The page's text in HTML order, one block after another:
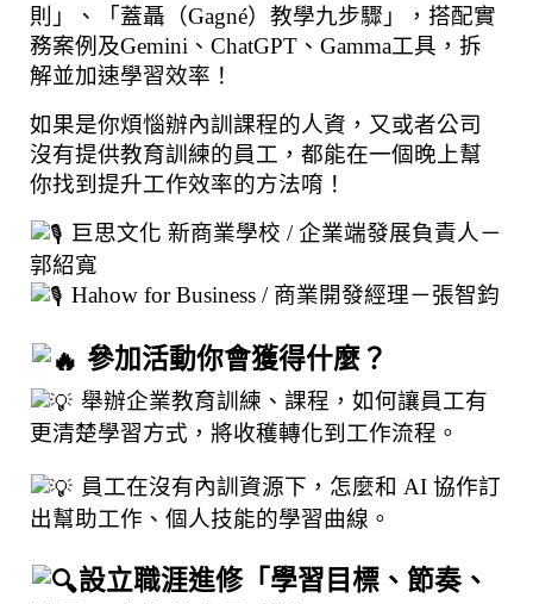
則」、「蓋聶（Gagné）教學九步驟」，搭配實
務案例及Gemini、ChatGPT、Gamma工具，拆
解並加速學習效率！
如果是你煩惱辦內訓課程的人資，又或者公司
沒有提供教育訓練的員工，都能在一個晚上幫
你找到提升工作效率的方法唷！
巨思文化 新商業學校 / 企業端發展負責人－
郭紹寬
Hahow for Business / 商業開發經理－張智鈞
參加活動你會獲得什麼？
舉辦企業教育訓練、課程，如何讓員工有
更清楚學習方式，將收穫轉化到工作流程。
員工在沒有內訓資源下，怎麼和 AI 協作訂
出幫助工作、個人技能的學習曲線。
設立職涯進修「學習目標、節奏、